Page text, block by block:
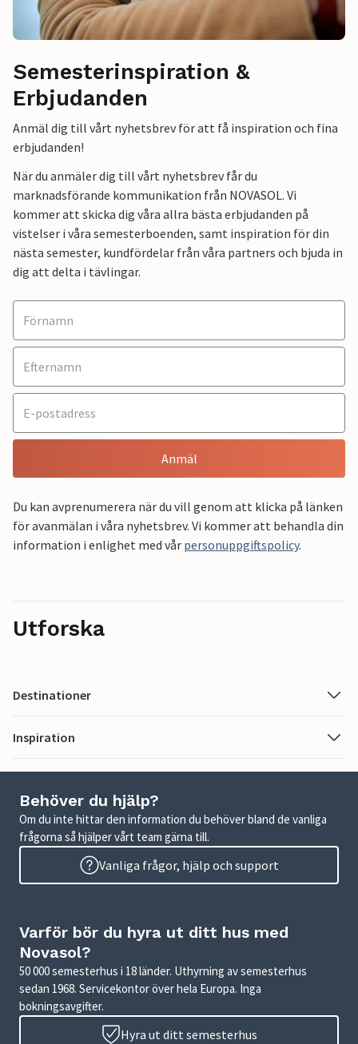
Semesterinspiration &
Erbjudanden
Anmäl dig till vårt nyhetsbrev för att få inspiration och fina
erbjudanden!
När du anmäler dig till vårt nyhetsbrev får du
marknadsförande kommunikation från NOVASOL. Vi
kommer att skicka dig våra allra bästa erbjudanden på
vistelser i våra semesterboenden, samt inspiration för din
nästa semester, kundfördelar från våra partners och bjuda in
dig att delta i tävlingar.
Anmäl
Du kan avprenumerera när du vill genom att klicka på länken
för avanmälan i våra nyhetsbrev. Vi kommer att behandla din
information i enlighet med vår personuppgiftspolicy.
Utforska
Destinationer
Inspiration
Behöver du hjälp?
Om du inte hittar den information du behöver bland de vanliga
frågorna så hjälper vårt team gärna till.
Vanliga frågor, hjälp och support
Varför bör du hyra ut ditt hus med
Novasol?
50 000 semesterhus i 18 länder. Uthyrning av semesterhus
sedan 1968. Servicekontor över hela Europa. Inga
bokningsavgifter.
Hyra ut ditt semesterhus